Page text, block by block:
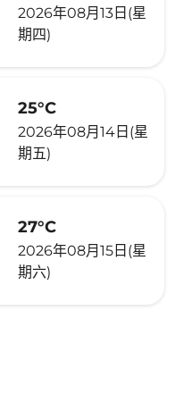
2026年08月13日(星
期四)
25°C
2026年08月14日(星
期五)
27°C
2026年08月15日(星
期六)